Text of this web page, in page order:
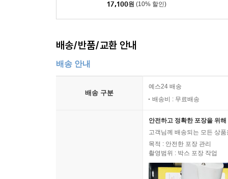
17,100원 (10% 할인)
배송/반품/교환 안내
배송 안내
배송 구분
예스24 배송
배송비 : 무료배송
안전하고 정확한 포장을 위
고객님께 배송되는 모든 상
목적 : 안전한 포장 관리
촬영범위 : 박스 포장 작업